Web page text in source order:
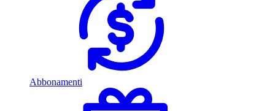
Abbonamenti